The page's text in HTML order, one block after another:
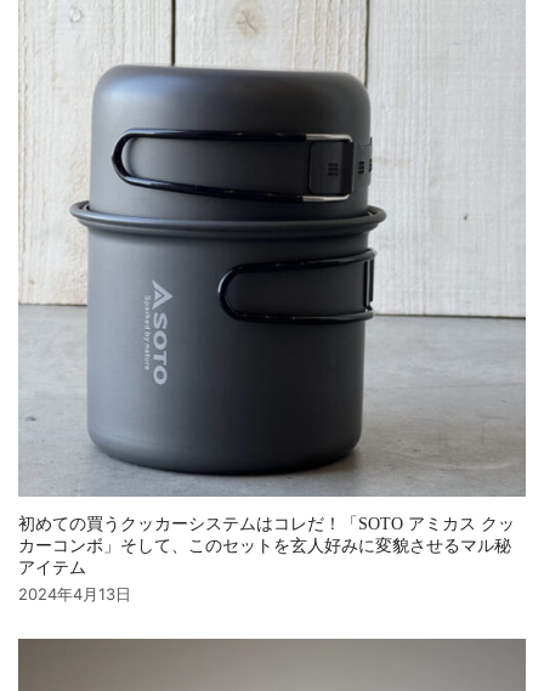
初めての買うクッカーシステムはコレだ！「SOTO アミカス クッ
カーコンボ」そして、このセットを玄人好みに変貌させるマル秘
アイテム
2024年4月13日